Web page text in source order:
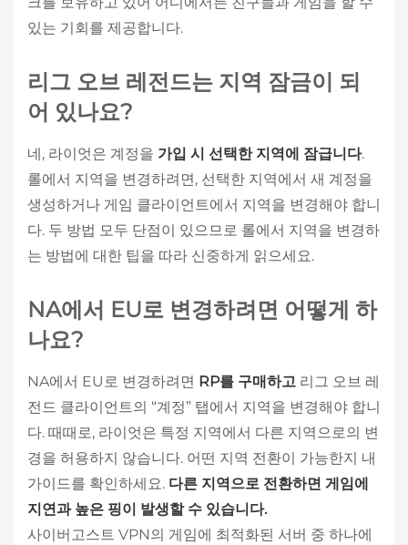
있는 기회를 제공합니다.
리그 오브 레전드는 지역 잠금이 되
어 있나요?
네, 라이엇은 계정을 가입 시 선택한 지역에 잠급니다.
롤에서 지역을 변경하려면, 선택한 지역에서 새 계정을
생성하거나 게임 클라이언트에서 지역을 변경해야 합니
다. 두 방법 모두 단점이 있으므로 롤에서 지역을 변경하
는 방법에 대한 팁을 따라 신중하게 읽으세요.
NA에서 EU로 변경하려면 어떻게 하
나요?
NA에서 EU로 변경하려면 RP를 구매하고 리그 오브 레
전드 클라이언트의 “계정” 탭에서 지역을 변경해야 합니
다. 때때로, 라이엇은 특정 지역에서 다른 지역으로의 변
경을 허용하지 않습니다. 어떤 지역 전환이 가능한지 내
가이드를 확인하세요. 다른 지역으로 전환하면 게임에
지연과 높은 핑이 발생할 수 있습니다.
사이버고스트 VPN의 게임에 최적화된 서버 중 하나에